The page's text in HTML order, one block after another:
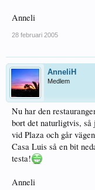
Anneli
28 februari 2005
AnneliH
Medlem
Nu har den
bort det naturligtvis, så
vid Plaza och går
Casa Luis så en bit
testa!
Anneli